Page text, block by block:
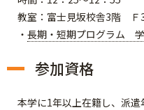
教室：富士見坂校舎3階 Ｆ
・ 長期・短期プログラム
参加資格
本学に1年以上在籍し、派